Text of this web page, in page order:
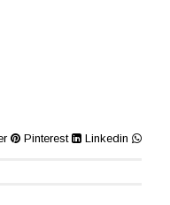
Pinterest Linkedin